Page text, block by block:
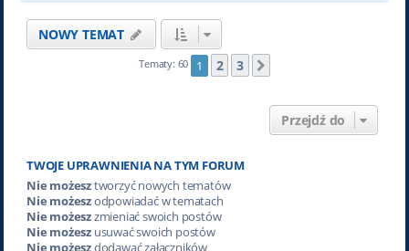
NOWY TEMAT
Tematy: 60 1 2 3
Przejdź do
TWOJE UPRAWNIENIA NA TYM FORUM
Nie możesztworzyć nowych tematów
Nie możeszodpowiadać w tematach
Nie możeszzmieniać swoich postów
Nie możeszusuwać swoich postów